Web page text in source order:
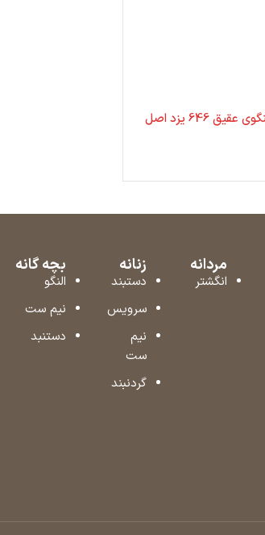
عقیق 646 یزد اصل
مردانه
انگشتر
زنانه
دستبند
سرویس
نیم
ست
گردنبند
بچه گانه
النگو
نیم ست
دستنبد